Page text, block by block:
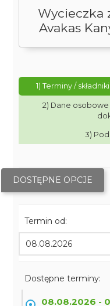
Wycieczka
Avakas
1) Terminy /
2) Dane
3)
DOSTĘPNE OPCJE
Termin od:
Dostępne terminy:
08.08.2026 -